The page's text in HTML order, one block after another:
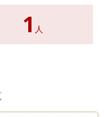
1 人